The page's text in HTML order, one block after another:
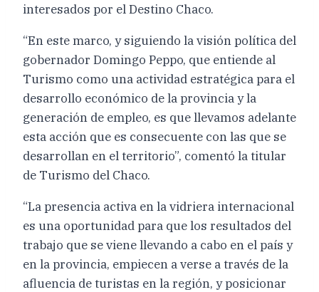
interesados por el Destino Chaco.
“En este marco, y siguiendo la visión política del
gobernador Domingo Peppo, que entiende al
Turismo como una actividad estratégica para el
desarrollo económico de la provincia y la
generación de empleo, es que llevamos adelante
esta acción que es consecuente con las que se
desarrollan en el territorio”, comentó la titular
de Turismo del Chaco.
“La presencia activa en la vidriera internacional
es una oportunidad para que los resultados del
trabajo que se viene llevando a cabo en el país y
en la provincia, empiecen a verse a través de la
afluencia de turistas en la región, y posicionar